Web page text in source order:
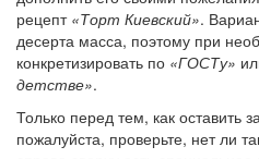
рецепт «Торт Киевский».
десерта масса, поэтому при
конкретизировать по «ГОСТу»
детстве».
Только перед тем, как оставить
пожалуйста, проверьте, нет ли